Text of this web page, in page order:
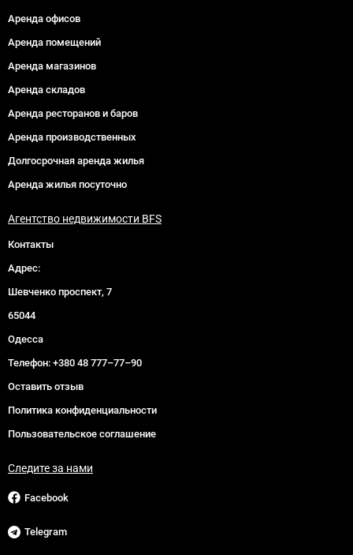
Аренда офисов
Аренда помещений
Аренда магазинов
Аренда складов
Аренда ресторанов и баров
Аренда производственных
Долгосрочная аренда жилья
Аренда жилья посуточно
Агентство недвижимости BFS
Контакты
Адрес:
Шевченко проспект, 7
65044
Одесса
Телефон: +380 48 777–77–90
Оставить отзыв
Политика конфиденциальности
Пользовательское соглашение
Следите за нами
Facebook
Telegram